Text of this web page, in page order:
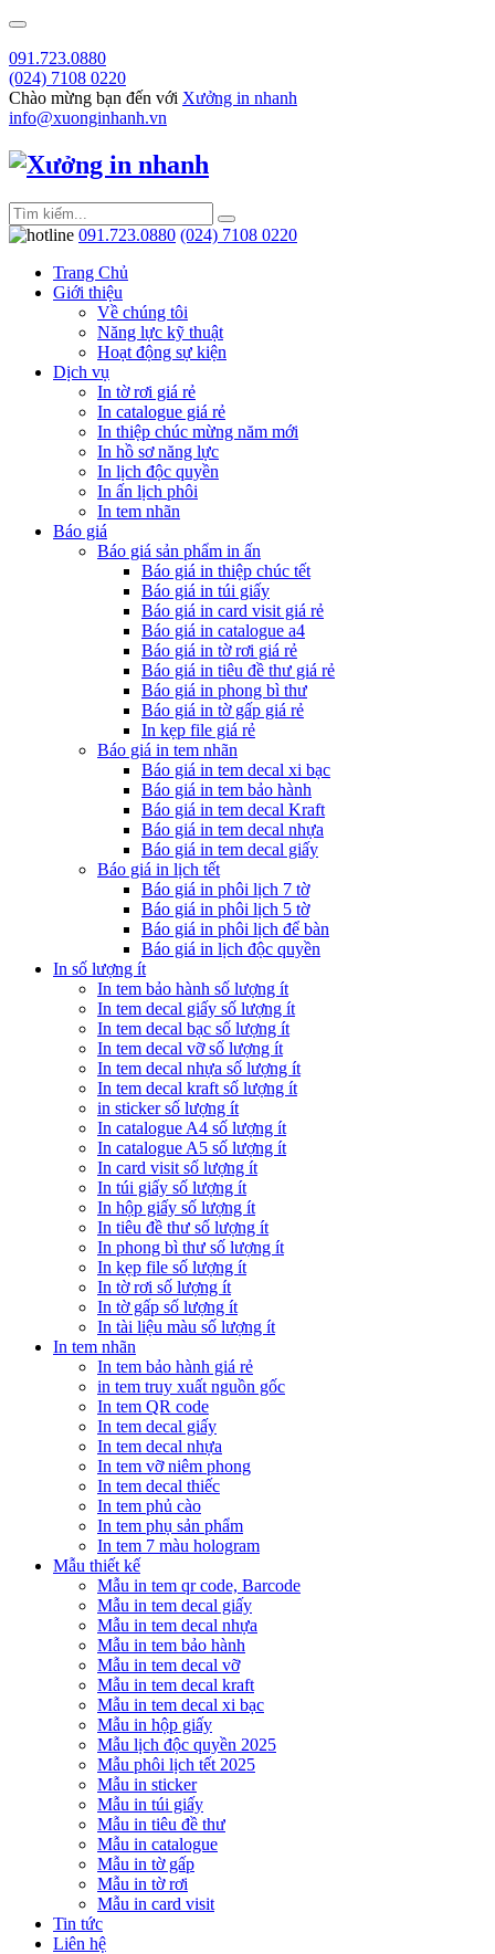
091.723.0880
(024) 7108 0220
Chào mừng bạn đến với Xưởng in nhanh
info@xuonginhanh.vn
091.723.0880 (024) 7108 0220
Trang Chủ
Giới thiệu
Về chúng tôi
Năng lực kỹ thuật
Hoạt động sự kiện
Dịch vụ
In tờ rơi giá rẻ
In catalogue giá rẻ
In thiệp chúc mừng năm mới
In hồ sơ năng lực
In lịch độc quyền
In ấn lịch phôi
In tem nhãn
Báo giá
Báo giá sản phẩm in ấn
Báo giá in thiệp chúc tết
Báo giá in túi giấy
Báo giá in card visit giá rẻ
Báo giá in catalogue a4
Báo giá in tờ rơi giá rẻ
Báo giá in tiêu đề thư giá rẻ
Báo giá in phong bì thư
Báo giá in tờ gấp giá rẻ
In kẹp file giá rẻ
Báo giá in tem nhãn
Báo giá in tem decal xi bạc
Báo giá in tem bảo hành
Báo giá in tem decal Kraft
Báo giá in tem decal nhựa
Báo giá in tem decal giấy
Báo giá in lịch tết
Báo giá in phôi lịch 7 tờ
Báo giá in phôi lịch 5 tờ
Báo giá in phôi lịch để bàn
Báo giá in lịch độc quyền
In số lượng ít
In tem bảo hành số lượng ít
In tem decal giấy số lượng ít
In tem decal bạc số lượng ít
In tem decal vỡ số lượng ít
In tem decal nhựa số lượng ít
In tem decal kraft số lượng ít
in sticker số lượng ít
In catalogue A4 số lượng ít
In catalogue A5 số lượng ít
In card visit số lượng ít
In túi giấy số lượng ít
In hộp giấy số lượng ít
In tiêu đề thư số lượng ít
In phong bì thư số lượng ít
In kẹp file số lượng ít
In tờ rơi số lượng ít
In tờ gấp số lượng ít
In tài liệu màu số lượng ít
In tem nhãn
In tem bảo hành giá rẻ
in tem truy xuất nguồn gốc
In tem QR code
In tem decal giấy
In tem decal nhựa
In tem vỡ niêm phong
In tem decal thiếc
In tem phủ cào
In tem phụ sản phẩm
In tem 7 màu hologram
Mẫu thiết kế
Mẫu in tem qr code, Barcode
Mẫu in tem decal giấy
Mẫu in tem decal nhựa
Mẫu in tem bảo hành
Mẫu in tem decal vỡ
Mẫu in tem decal kraft
Mẫu in tem decal xi bạc
Mẫu in hộp giấy
Mẫu lịch độc quyền 2025
Mẫu phôi lịch tết 2025
Mẫu in sticker
Mẫu in túi giấy
Mẫu in tiêu đề thư
Mẫu in catalogue
Mẫu in tờ gấp
Mẫu in tờ rơi
Mẫu in card visit
Tin tức
Liên hệ